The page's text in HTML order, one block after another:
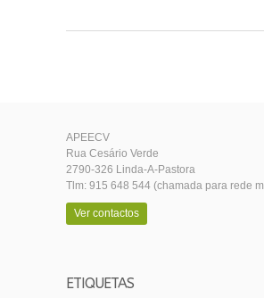
APEECV
Rua Cesário Verde
2790-326 Linda-A-Pastora
Tlm: 915 648 544 (chamada para rede
Ver contactos
ETIQUETAS